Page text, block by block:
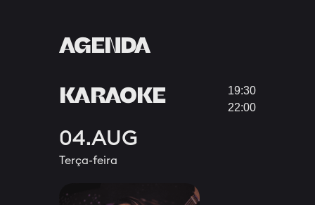
AGENDA
Terça-feira
19:30
22:00
04.AUG
KARAOKE